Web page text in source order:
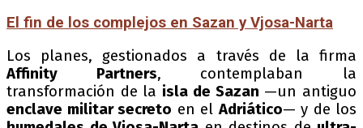
El fin de los complejos en Sazan y Vjosa-Narta
Los planes, gestionados a través de la firma
Affinity Partners, contemplaban la
transformación de la isla de Sazan —un antiguo
enclave militar secreto en elAdriático— y de los